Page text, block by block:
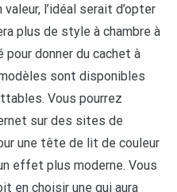
l’idéal serait d’opter
plus de style à chambre à
pour donner du cachet à
sont disponibles
Vous pourrez
sur des sites de
une tête de lit de couleur
effet plus moderne. Vous
en choisir une qui aura